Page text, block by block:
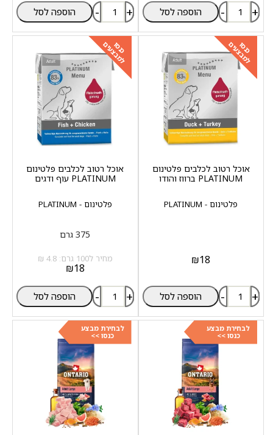
- + הוספה לסל - + הוספה לסל
כנסו
למבצעים
פלטינום - PLATINUM
אוכל רטוב לכלבים פלטינום
PLATINUM ברווז והודו
₪18
- + הוספה לסל
כנסו
למבצעים
פלטינום - PLATINUM
אוכל רטוב לכלבים פלטינום
PLATINUM עוף ודגים
375 גרם
מחיר ל100 גרם: 4.8 ₪
₪18
- + הוספה לסל
לבחירת מבצע
כנסו >>
לבחירת מבצע
כנסו >>